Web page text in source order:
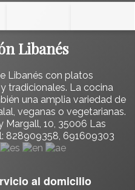
Libanés
Libanés con platos
tradicionales. La cocina
una amplia variedad de
veganas o vegetarianas.
Margall, 10, 35006 Las
828909358, 691609303
al domicilio